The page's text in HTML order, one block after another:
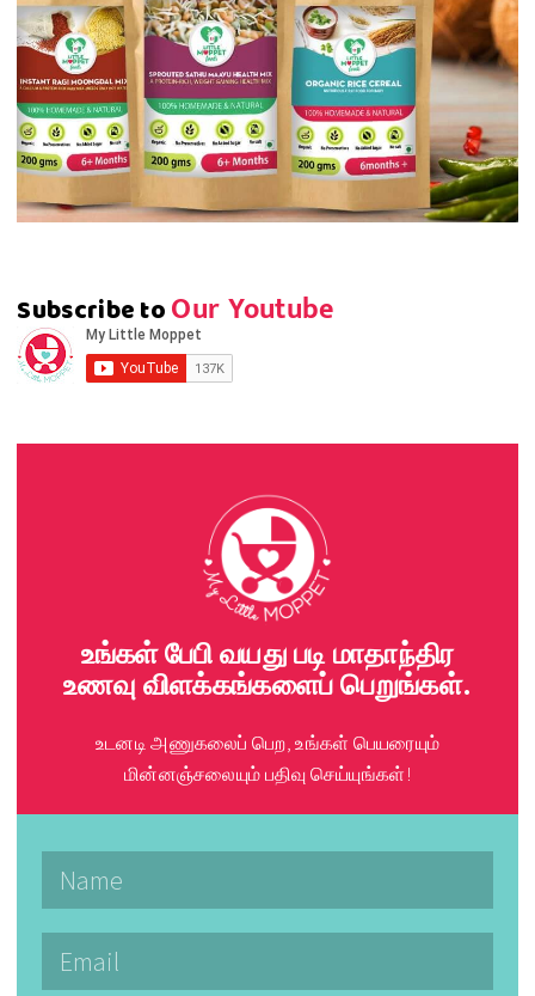
Subscribe toOur Youtube
​உங்கள் பேபி வயது படி மாதாந்திர
உணவு விளக்கங்களைப் பெறுங்கள்.
​உடனடி அணுகலைப் பெற, உங்கள் பெயரையும்
மின்னஞ்சலையும் பதிவு செய்யுங்கள்!